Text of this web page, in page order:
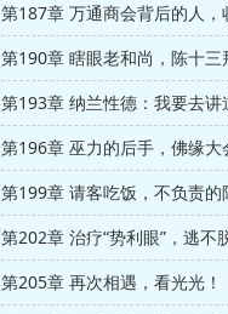
第187章 万通商会背后的人，
第190章 瞎眼老和尚，陈十三
第193章 纳兰性德：我要去
第196章 巫力的后手，佛缘大
第199章 请客吃饭，不负责的
第202章 治疗“势利眼”，逃不
第205章 再次相遇，看光光！